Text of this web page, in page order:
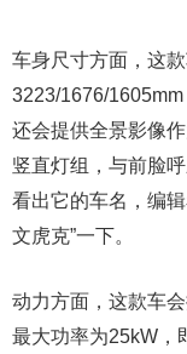
车身尺寸方面，这
3223/1676/
还会提供全景影像
竖直灯组，与前脸
看出它的车名，编辑
文虎克”一下。
动力方面，这款车
最大功率为25kW，